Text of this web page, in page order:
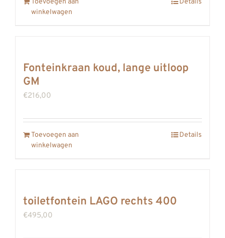
Toevoegen aan
winkelwagen
Details
Fonteinkraan koud, lange uitloop
GM
€216,00
Toevoegen aan
winkelwagen
Details
toiletfontein LAGO rechts 400
€495,00